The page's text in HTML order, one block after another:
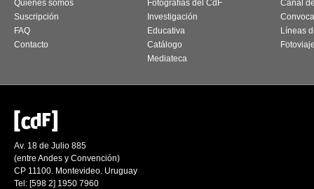
Quiénes somos
Suscripción
FAQ
Contacto
Fotografías del CdF
Investigación
Educativa
Catálogo
Mediateca
Canal
Líneas
Av. 18 de Julio 885
(entre Andes y Convención)
CP 11100. Montevideo. Uruguay
Tel: [598 2] 1950 7960